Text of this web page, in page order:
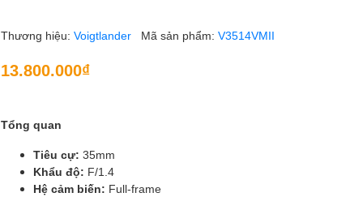
Thương hiệu: Voigtlander Mã sản phẩm: V3514VMII
13.800.000₫
Tổng quan
Tiêu cự: 35mm
Khẩu độ: F/1.4
Hệ cảm biến: Full-frame